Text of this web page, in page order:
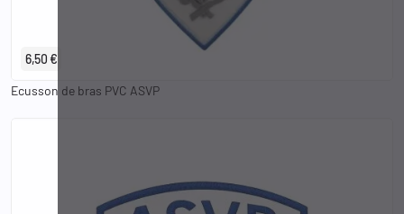
6,50 €
Ecusson de bras PVC ASVP